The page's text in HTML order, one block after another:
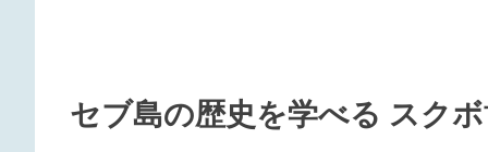
セブ島の歴史を学べる スク